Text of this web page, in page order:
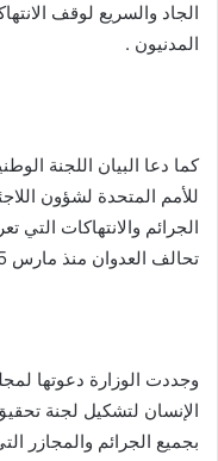
الجاد والسريع لوقف
المدنيون .
كما دعا البيان اللجنة
للأمم المتحدة لشؤون
الجرائم والانتهاكات
تحالف العدوان منذ مارس 2015م .
وجددت الوزارة دعوتها
الإنسان لتشكيل لجنة
بجميع الجرائم والمجازر